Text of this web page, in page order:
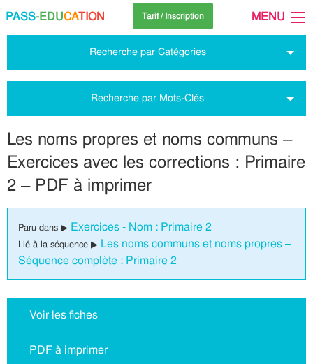
PASS-EDUCATION Tarif / Inscription MENU
Recherche par Catégories
Recherche par Mots-Clés
Les noms propres et noms communs –
Exercices avec les corrections : Primaire
2 – PDF à imprimer
Paru dans ▶ Exercices - Nom : Primaire 2
Lié à la séquence ▶ Les noms communs et noms propres –
Séquence complète : Primaire 2
Voir les fiches
PDF à imprimer